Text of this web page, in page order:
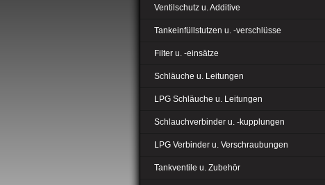
Ventilschutz u. Additive
Tankeinfüllstutzen u. -verschlüsse
Filter u. -einsätze
Schläuche u. Leitungen
LPG Schläuche u. Leitungen
Schlauchverbinder u. -kupplungen
LPG Verbinder u. Verschraubungen
Tankventile u. Zubehör